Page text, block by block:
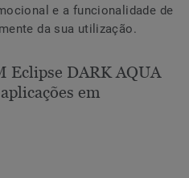
e a funcionalidade de
da sua utilização.
Eclipse DARK AQUA
em